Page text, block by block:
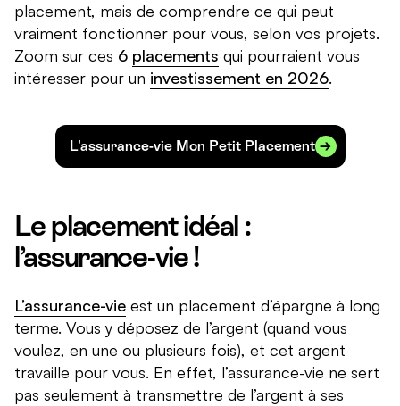
placement, mais de comprendre ce qui peut
vraiment fonctionner pour vous, selon vos projets.
Zoom sur ces 6 placements qui pourraient vous
intéresser pour un investissement en 2026.
L'assurance-vie Mon Petit Placement
Le placement idéal :
l’assurance-vie !
L’assurance-vie est un placement d’épargne à long
terme. Vous y déposez de l’argent (quand vous
voulez, en une ou plusieurs fois), et cet argent
travaille pour vous. En effet, l’assurance-vie ne sert
pas seulement à transmettre de l’argent à ses